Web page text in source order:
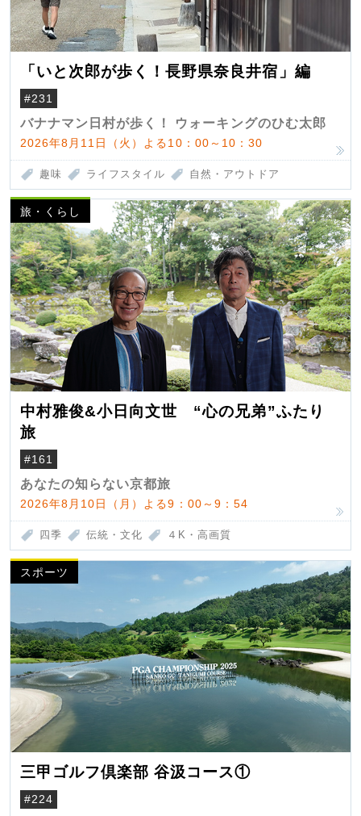
「いと次郎が歩く！長野県奈良井宿」編
#231
バナナマン日村が歩く！ ウォーキングのひむ太郎
2026年8月11日（火）よる10：00～10：30
趣味 ライフスタイル 自然・アウトドア
旅・くらし
中村雅俊&小日向文世 “心の兄弟”ふたり
旅
#161
あなたの知らない京都旅
2026年8月10日（月）よる9：00～9：54
四季 伝統・文化 ４K・高画質
スポーツ
三甲ゴルフ倶楽部 谷汲コース①
#224